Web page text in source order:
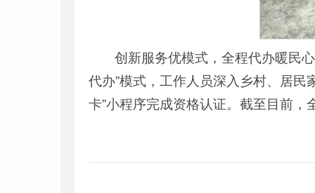
创新服务优模式，全程代办暖民
代办”模式，工作人员深入乡村、居
卡”小程序完成资格认证。截至目前